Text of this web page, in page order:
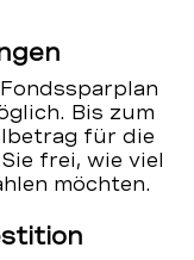
Bis zum
für die
frei, wie viel
möchten.